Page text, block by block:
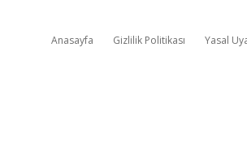
Anasayfa Gizlilik Politikası Yasal